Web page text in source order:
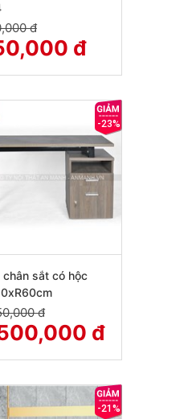
đ
đ
chân sắt có hộc
đ
đ
-23%
-21%